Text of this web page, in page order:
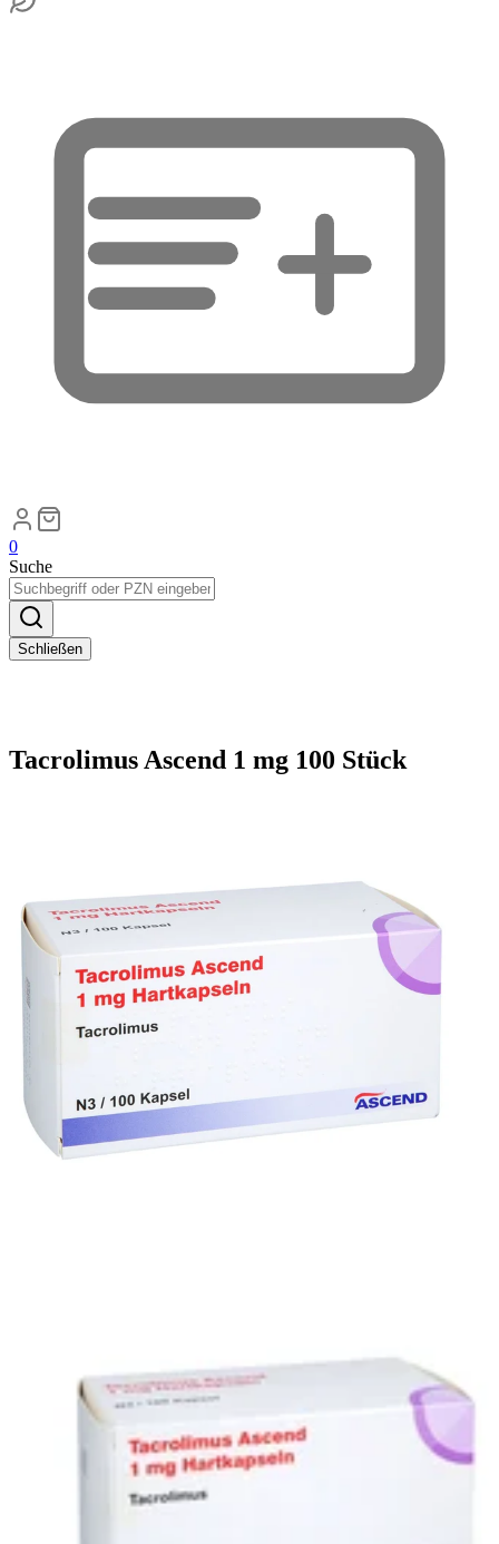
0
Suche
Schließen
Tacrolimus Ascend 1 mg 100 Stück